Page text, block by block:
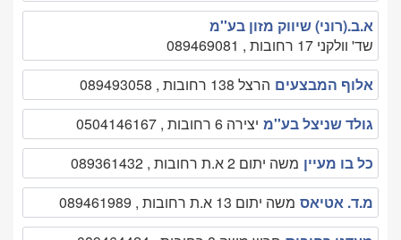
א.ב.(רוני) שיווק מזון בע''מ
שד' וולקני 17 רחובות , 089469081
אלוף המבצעים הרצל 138 רחובות , 089493058
גולד שניצל בע''מ יצירה 6 רחובות , 0504146167
כל בו מעיין משה יתום 2 א.ת רחובות , 089361432
מ.ד. אטיאס משה יתום 13 א.ת רחובות , 089461989